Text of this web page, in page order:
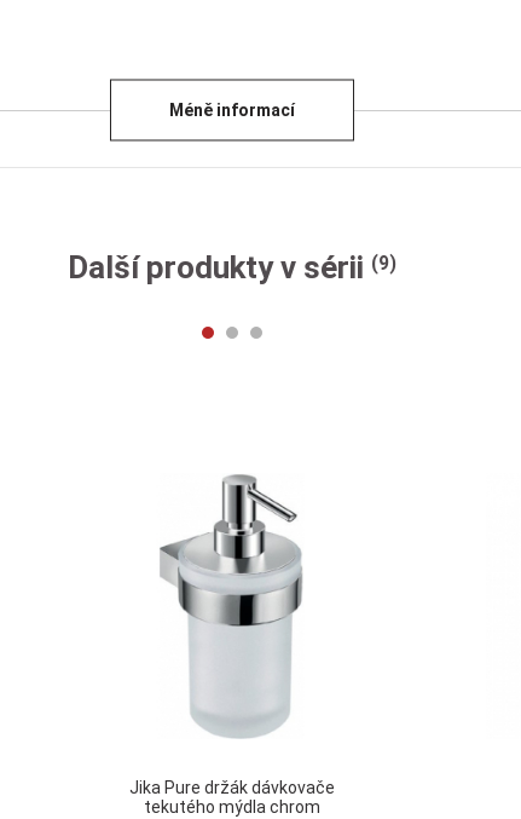
Méně informací
Další produkty v sérii (9)
Jika Pure držák dávkovače
tekutého mýdla chrom